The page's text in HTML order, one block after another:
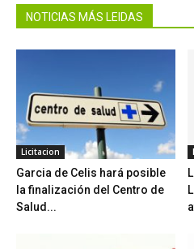
NOTICIAS MÁS LEIDAS
Licitacion
Garcia de Celis hará posible
la finalización del Centro de
Salud...